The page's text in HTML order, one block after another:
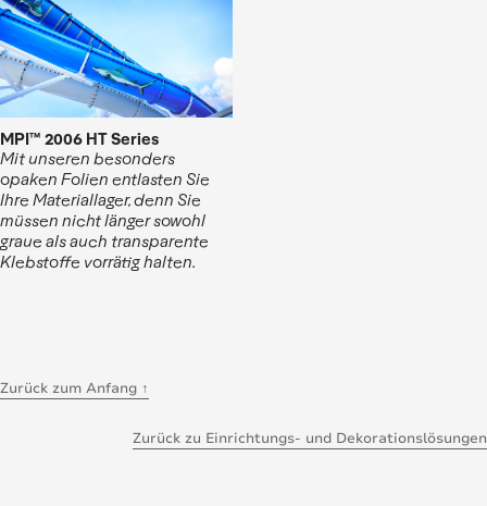
MPI™ 2006 HT Series
Mit unseren besonders
opaken Folien entlasten Sie
Ihre Materiallager, denn Sie
müssen nicht länger sowohl
graue als auch transparente
Klebstoffe vorrätig halten.
Zurück zum Anfang ↑
Zurück zu Einrichtungs- und Dekorationslösungen